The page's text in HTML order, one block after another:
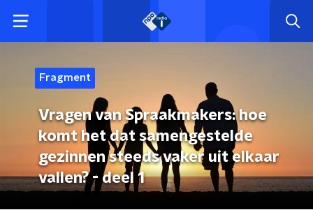
Fragment
Vragen van Spraakmakers: hoe
komt het dat samengestelde
gezinnen steeds vaker uit elkaar
vallen? - deel 1